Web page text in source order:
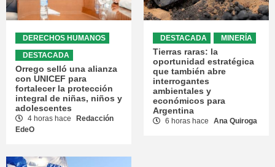
DERECHOS HUMANOS
DESTACADA
Orrego selló una alianza
con UNICEF para
fortalecer la protección
integral de niñas, niños y
adolescentes
4 horas hace
Redacción
EdeO
DESTACADA MINERÍA
Tierras raras: la
oportunidad estratégica
que también abre
interrogantes
ambientales y
económicos para
Argentina
6 horas hace Ana Quiroga